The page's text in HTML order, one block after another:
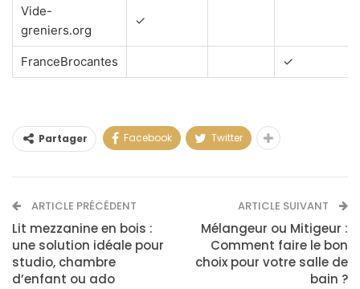
Vide-
greniers.org
✓
FranceBrocantes ✓
Partager Facebook Twitter
ARTICLE PRÉCÉDENT
Lit mezzanine en bois :
une solution idéale pour
studio, chambre
d’enfant ou ado
ARTICLE SUIVANT
Mélangeur ou Mitigeur :
Comment faire le bon
choix pour votre salle de
bain ?